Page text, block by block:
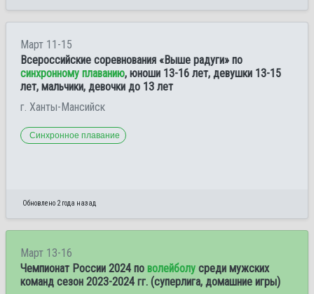
Март 11-15
Всероссийские соревнования «Выше радуги» по
синхронному плаванию, юноши 13-16 лет, девушки 13-15
лет, мальчики, девочки до 13 лет
г. Ханты-Мансийск
Синхронное плавание
Обновлено 2 года назад
Март 13-16
Чемпионат России 2024 по волейболу среди мужских
команд сезон 2023-2024 гг. (суперлига, домашние игры)